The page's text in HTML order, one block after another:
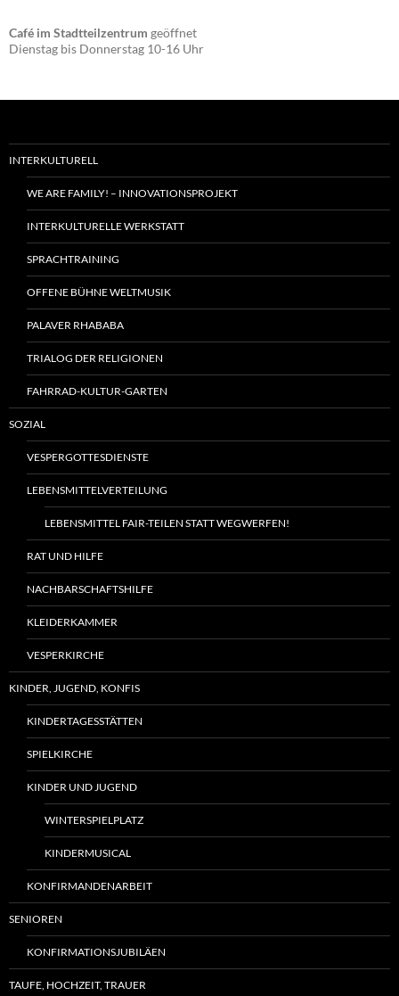
Café im Stadtteilzentrum geöffnet
Dienstag bis Donnerstag 10-16 Uhr
INTERKULTURELL
WE ARE FAMILY! – INNOVATIONSPROJEKT
INTERKULTURELLE WERKSTATT
SPRACHTRAINING
OFFENE BÜHNE WELTMUSIK
PALAVER RHABABA
TRIALOG DER RELIGIONEN
FAHRRAD-KULTUR-GARTEN
SOZIAL
VESPERGOTTESDIENSTE
LEBENSMITTELVERTEILUNG
LEBENSMITTEL FAIR-TEILEN STATT WEGWERFEN!
RAT UND HILFE
NACHBARSCHAFTSHILFE
KLEIDERKAMMER
VESPERKIRCHE
KINDER, JUGEND, KONFIS
KINDERTAGESSTÄTTEN
SPIELKIRCHE
KINDER UND JUGEND
WINTERSPIELPLATZ
KINDERMUSICAL
KONFIRMANDENARBEIT
SENIOREN
KONFIRMATIONSJUBILÄEN
TAUFE, HOCHZEIT, TRAUER